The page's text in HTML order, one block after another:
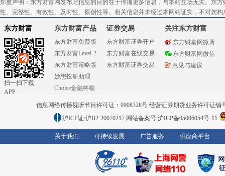
郑重声明：东方财富网发布此信息的目的在于传播更多信息，与本站立场无关。东
性、完整性、有效性、及时性、原创性等。相关信息并未经过本网站证实，不对您
东方财富
扫一扫下载
APP
东方财富产品
东方财富免费版
东方财富Level-2
东方财富策略版
妙想投研助理
Choice金融终端
证券交易
东方财富证券开户
东方财富在线交易
东方财富证券交易
关注东方财富
东方财富网微博
东方财富网微信
意见与建议
信息网络传播视听节目许可证：0908328号 经营证券期货业务许可证编
沪ICP证:沪B2-20070217 网站备案号:沪ICP备05006054号-11
关于我们 可持续发展 广告服务 供应商平台